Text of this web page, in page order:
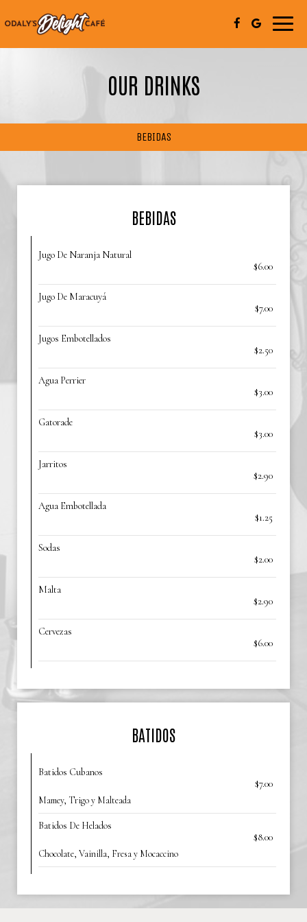
Toggle
OUR DRINKS
BEBIDAS
BEBIDAS
Jugo De Naranja Natural
$6.00
Jugo De Maracuyá
$7.00
Jugos Embotellados
$2.50
Agua Perrier
$3.00
Gatorade
$3.00
Jarritos
$2.90
Agua Embotellada
$1.25
Sodas
$2.00
Malta
$2.90
Cervezas
$6.00
BATIDOS
Batidos Cubanos
$7.00
Mamey, Trigo y Malteada
Batidos De Helados
$8.00
Chocolate, Vainilla, Fresa y Mocaccino